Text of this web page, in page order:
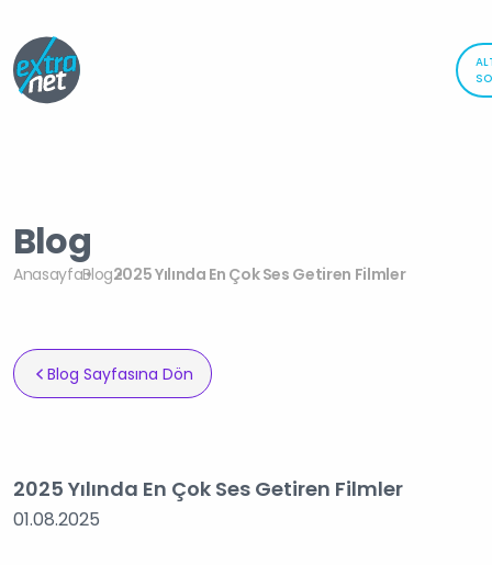
Blog
AnasayfaBlog2025 Yılında En Çok Ses Getiren Filmler
Blog Sayfasına Dön
2025 Yılında En Çok Ses Getiren Filmler
01.08.2025